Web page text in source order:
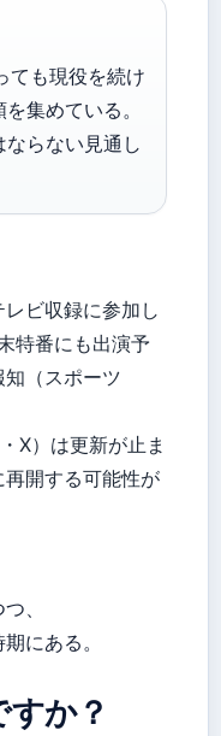
ても現役を続け
集めている。
らない見通し
ビ収録に参加し
特番にも出演予
（スポーツ
X）は更新が止ま
開する可能性が
、
にある。
か？